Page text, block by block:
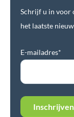
Schrijf u in voor
het laatste
E-mailadres*